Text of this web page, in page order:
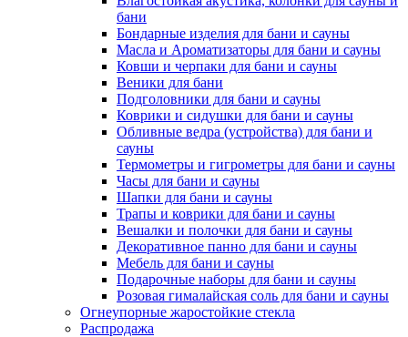
бани
Бондарные изделия для бани и сауны
Масла и Ароматизаторы для бани и сауны
Ковши и черпаки для бани и сауны
Веники для бани
Подголовники для бани и сауны
Коврики и сидушки для бани и сауны
Обливные ведра (устройства) для бани и
сауны
Термометры и гигрометры для бани и сауны
Часы для бани и сауны
Шапки для бани и сауны
Трапы и коврики для бани и сауны
Вешалки и полочки для бани и сауны
Декоративное панно для бани и сауны
Мебель для бани и сауны
Подарочные наборы для бани и сауны
Розовая гималайская соль для бани и сауны
Огнеупорные жаростойкие стекла
Распродажа